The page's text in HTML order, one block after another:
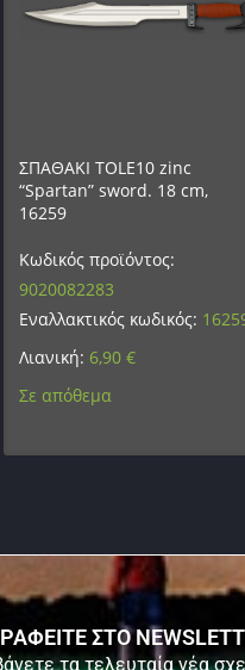
ΣΠΑΘΑΚΙ TOLE10 zinc
“Spartan” sword. 18 cm,
16259
Κωδικός προϊόντος:
9020082283
Εναλλακτικός κωδικός:
Λιανική: 6,90 €
Σε απόθεμα
ΣΤΟ
τα τελευταία νέα